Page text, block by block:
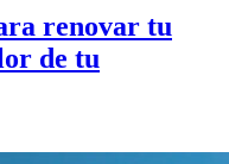
renovar tu
de tu